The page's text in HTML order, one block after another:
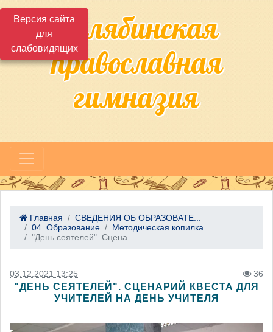
Версия сайта
для
слабовидящихЧелябинская
православная
гимназия
Главная
СВЕДЕНИЯ ОБ ОБРАЗОВАТЕ...
04. Образование
Методическая копилка
"День сеятелей". Сцена...
03.12.2021 13:25 36
"ДЕНЬ СЕЯТЕЛЕЙ". СЦЕНАРИЙ КВЕСТА ДЛЯ
УЧИТЕЛЕЙ НА ДЕНЬ УЧИТЕЛЯ